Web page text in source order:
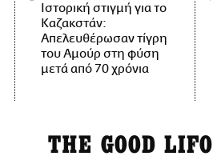
Ιστορική στιγμή για το
Καζακστάν:
Απελευθέρωσαν τίγρη
του Αμούρ στη φύση
μετά από 70 χρόνια
THE GOOD LIFO